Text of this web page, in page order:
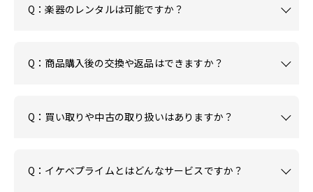
Q：楽器のレンタルは可能ですか？
Q：商品購入後の交換や返品はできますか？
Q：買い取りや中古の取り扱いはありますか？
Q：イケベプライムとはどんなサービスですか？